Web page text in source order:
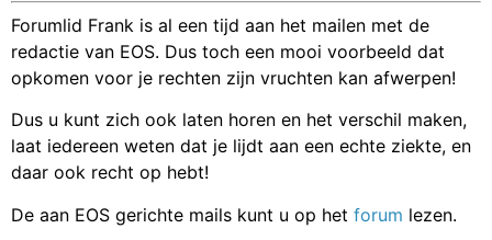
Forumlid Frank is al een tijd aan het mailen met de
redactie van EOS. Dus toch een mooi voorbeeld dat
opkomen voor je rechten zijn vruchten kan afwerpen!
Dus u kunt zich ook laten horen en het verschil maken,
laat iedereen weten dat je lijdt aan een echte ziekte, en
daar ook recht op hebt!
De aan EOS gerichte mails kunt u op het forum lezen.